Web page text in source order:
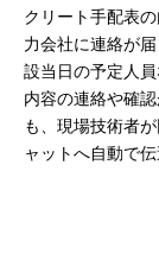
クリート手配表
力会社に連絡が
設当日の予定人
内容の連絡や確
も、現場技術者
ャットへ自動で伝